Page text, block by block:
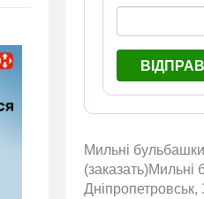
Мильні
Дніпропетровськ,